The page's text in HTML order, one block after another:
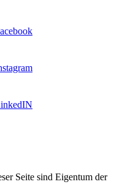
Seite sind Eigentum der